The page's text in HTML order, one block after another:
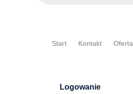
Start Kontakt Oferta
Logowanie